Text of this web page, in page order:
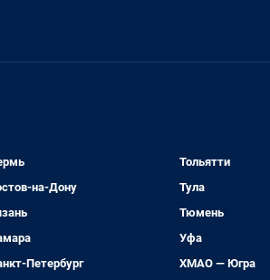
на-Дону
Петербург
Тольятти
Тула
Тюмень
Уфа
ХМАО — Югра